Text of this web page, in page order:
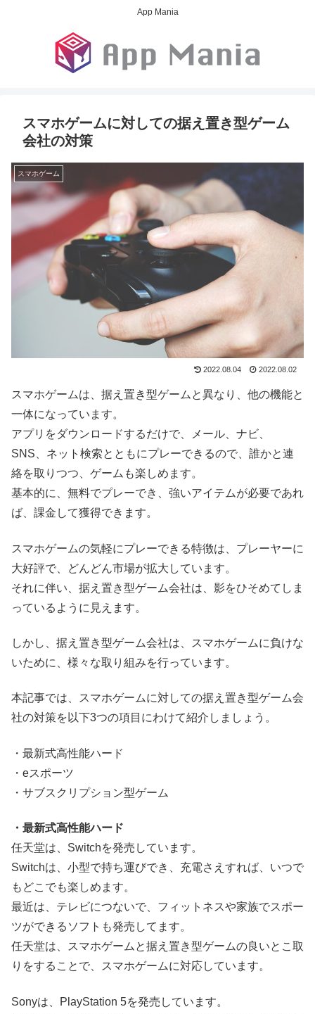
App Mania
スマホゲームに対しての据え置き型ゲーム
会社の対策
スマホゲーム
2022.08.04 2022.08.02
スマホゲームは、据え置き型ゲームと異なり、他の機能と
一体になっています。
アプリをダウンロードするだけで、メール、ナビ、
SNS、ネット検索とともにプレーできるので、誰かと連
絡を取りつつ、ゲームも楽しめます。
基本的に、無料でプレーでき、強いアイテムが必要であれ
ば、課金して獲得できます。
スマホゲームの気軽にプレーできる特徴は、プレーヤーに
大好評で、どんどん市場が拡大しています。
それに伴い、据え置き型ゲーム会社は、影をひそめてしま
っているように見えます。
しかし、据え置き型ゲーム会社は、スマホゲームに負けな
いために、様々な取り組みを行っています。
本記事では、スマホゲームに対しての据え置き型ゲーム会
社の対策を以下3つの項目にわけて紹介しましょう。
・最新式高性能ハード
・eスポーツ
・サブスクリプション型ゲーム
・最新式高性能ハード
任天堂は、Switchを発売しています。
Switchは、小型で持ち運びでき、充電さえすれば、いつで
もどこでも楽しめます。
最近は、テレビにつないで、フィットネスや家族でスポー
ツができるソフトも発売してます。
任天堂は、スマホゲームと据え置き型ゲームの良いとこ取
りをすることで、スマホゲームに対応しています。
Sonyは、PlayStation 5を発売しています。